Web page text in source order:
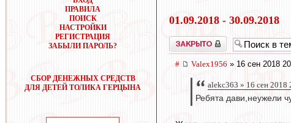
ПРАВИЛА
ПОИСК
НАСТРОЙКИ
РЕГИСТРАЦИЯ
ЗАБЫЛИ ПАРОЛЬ?
СБОР ДЕНЕЖНЫХ СРЕДСТВ
ДЛЯ ДЕТЕЙ ТОЛИКА ГЕРЦЫНА
01.09.2018 - 30.09.2018
Закрыто
# Valex1956 » 16 сен 2018
alekc363 » 16 сен 2018
Ребята дави,неужели